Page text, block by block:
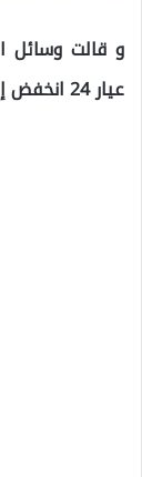
و قالت وسائل
عيار 24 انخفض إلى 889 ليرة تركية.